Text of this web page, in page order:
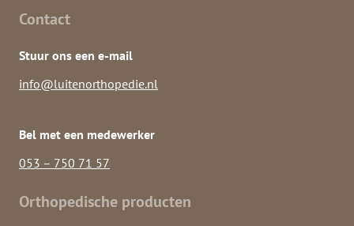
Contact
Stuur ons een e-mail
info@luitenorthopedie.nl
Bel met een medewerker
053 – 750 71 57
Orthopedische producten